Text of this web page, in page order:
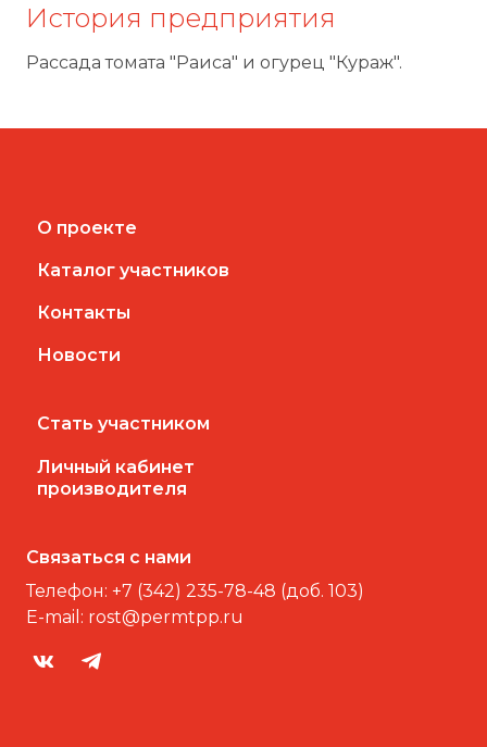
История предприятия
Рассада томата "Раиса" и огурец "Кураж".
О проекте
Каталог участников
Контакты
Новости
Стать участником
Личный кабинет
производителя
Связаться с нами
Телефон: +7 (342) 235-78-48 (доб. 103)
E-mail: rost@permtpp.ru